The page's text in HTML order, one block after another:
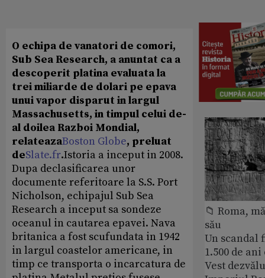
O echipa de vanatori de comori,
Sub Sea Research, a anuntat ca a
descoperit platina evaluata la
trei miliarde de dolari pe epava
unui vapor disparut in largul
Massachusetts, in timpul celui de-
al doilea Razboi Mondial,
relateazaBoston Globe, preluat
deSlate.fr.Istoria a inceput in 2008.
Dupa declasificarea unor
documente referitoare la S.S. Port
Nicholson, echipajul Sub Sea
Research a inceput sa sondeze
oceanul in cautarea epavei. Nava
britanica a fost scufundata in 1942
in largul coastelor americane, in
timp ce transporta o incarcatura de
📁 Roma,
său
Un scandal
1.500 de
Vest